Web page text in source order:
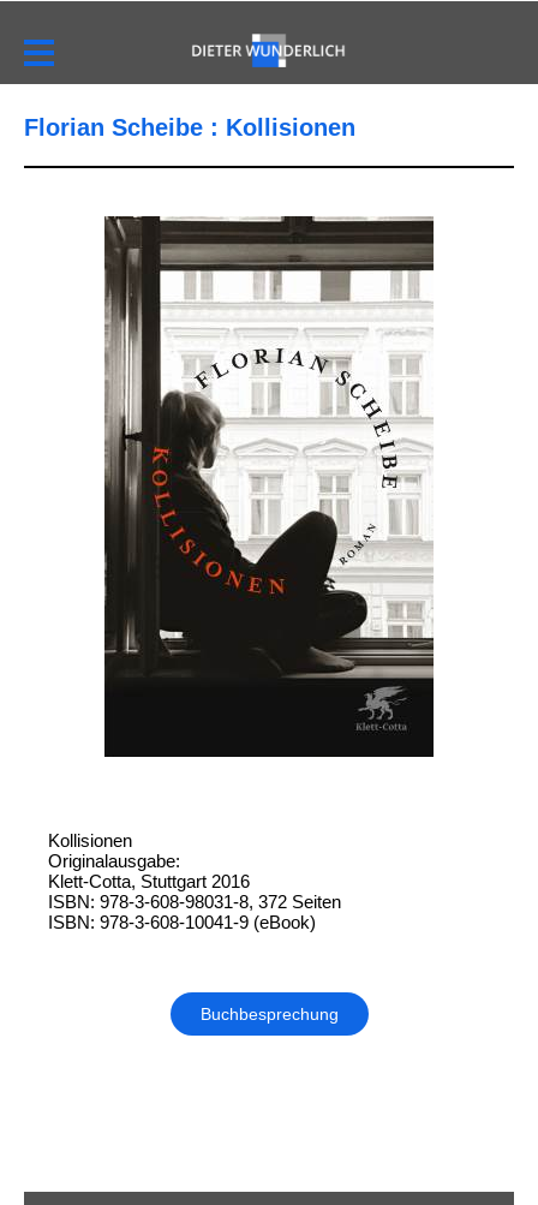
Florian Scheibe : Kollisionen
Kollisionen
Originalausgabe:
Klett-Cotta, Stuttgart 2016
ISBN: 978-3-608-98031-8, 372 Seiten
ISBN: 978-3-608-10041-9 (eBook)
Buchbesprechung